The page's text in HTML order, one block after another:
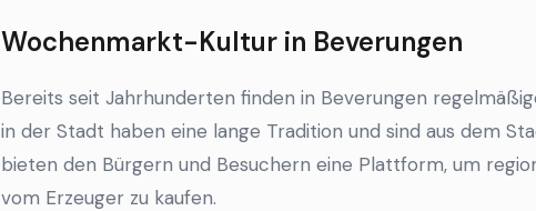
Wochenmarkt-Kultur in Beverungen
Bereits seit Jahrhunderten finden in Beverungen
in der Stadt haben eine lange Tradition und sind aus dem
bieten den Bürgern und Besuchern eine Plattform, um
vom Erzeuger zu kaufen.